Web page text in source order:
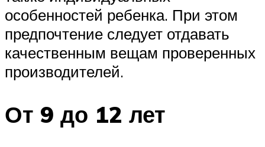
особенностей ребенка. При этом
предпочтение следует отдавать
качественным вещам проверенных
производителей.
От 9 до 12 лет